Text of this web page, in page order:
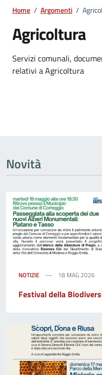
Home / Argomenti /
Agricoltura
Dettagli
Servizi comunali,
relativi a Agricoltura
Novità
NOTIZIE 18 MAG 2026
Festival della